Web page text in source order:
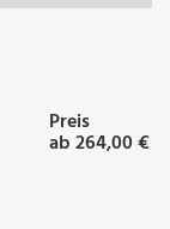
Preis
ab 264,00 €